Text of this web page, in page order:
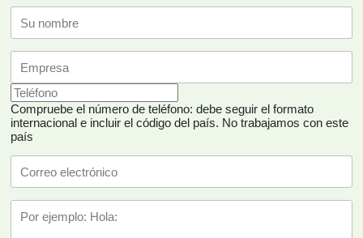
Compruebe el número de teléfono: debe seguir el formato
internacional e incluir el código del país. No trabajamos con este
país